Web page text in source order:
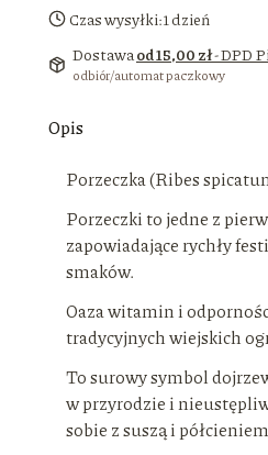
Czas wysyłki:1 dzień
Dostawaod 15,00 zł- DPD
odbiór/automat paczkowy
Opis
Porzeczka (Ribes
Porzeczki to jedne z
zapowiadające rychły
smaków.
Oaza witamin i
tradycyjnych wiejskich
To surowy symbol
w przyrodzie i
sobie z suszą i